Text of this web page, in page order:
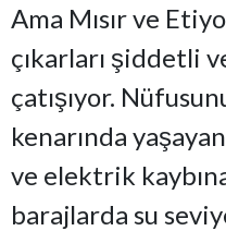
Ama Mısır ve
çıkarları şiddetli
çatışıyor.
kenarında
ve elektrik
barajlarda su